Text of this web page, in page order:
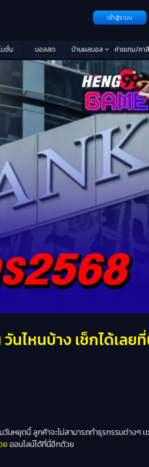
เข้าสู่ระบบ
มชั่น บอลสด บ้านผลบอล ค่ายเกม/คา
นไหนบ้าง เช็กได้เลย
นหยุดนี้ ลูกค้าจะไม่สามารถทำธุรกรรมต่างๆ
ย ออนไลน์ได้ที่นี่อีกด้วย